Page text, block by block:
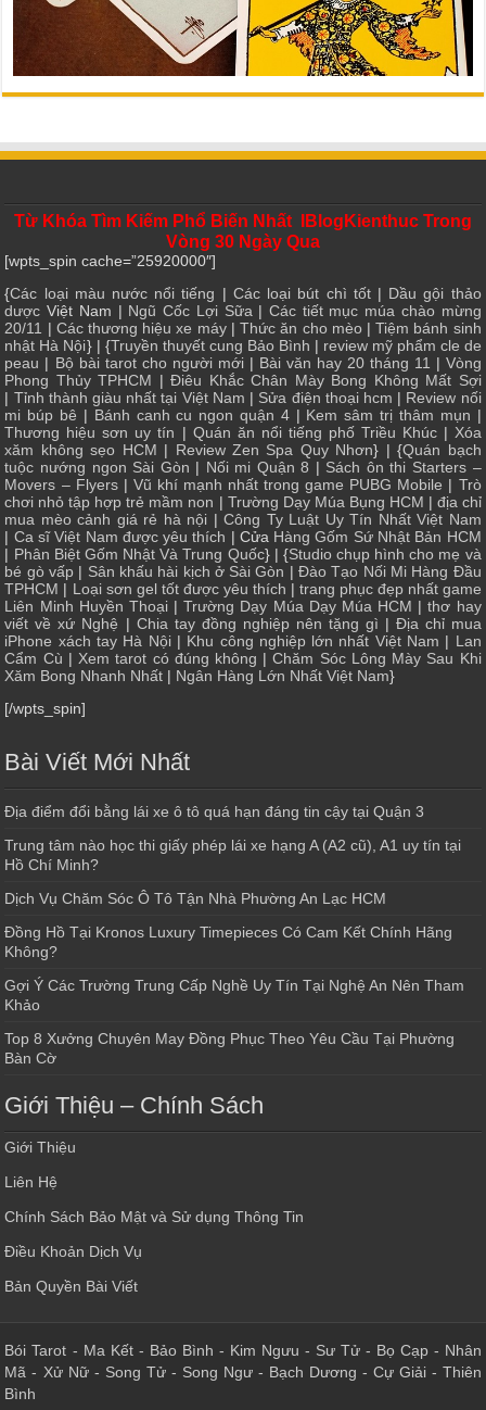
Từ Khóa Tìm Kiếm Phổ Biến Nhất IBlogKienthuc Trong
Vòng 30 Ngày Qua
[wpts_spin cache=”25920000″]
{Các loại màu nước nổi tiếng | Các loại bút chì tốt| Dầu gội thảo
dược Việt Nam | Ngũ Cốc Lợi Sữa | Các tiết mục múa chào mừng
20/11 | Các thương hiệu xe máy|Thức ăn cho mèo|Tiệm bánh sinh
nhật Hà Nội} | {Truyền thuyết cung Bảo Bình | review mỹ phẩm cle de
peau | Bộ bài tarot cho người mới| Bài văn hay 20 tháng 11 | Vòng
Phong Thủy TPHCM |Điêu Khắc Chân Mày Bong Không Mất Sợi
| Tỉnh thành giàu nhất tại Việt Nam | Sửa điện thoại hcm | Review nối
mi búp bê | Bánh canh cu ngon quận 4| Kem sâm trị thâm mụn |
Thương hiệu sơn uy tín | Quán ăn nổi tiếng phố Triều Khúc| Xóa
xăm không sẹo HCM | Review Zen Spa Quy Nhơn} | {Quán bạch
tuộc nướng ngon Sài Gòn | Nối mi Quận 8 | Sách ôn thi Starters –
Movers – Flyers| Vũ khí mạnh nhất trong game PUBG Mobile | Trò
chơi nhỏ tập hợp trẻ mầm non | Trường Dạy Múa Bụng HCM | địa chỉ
mua mèo cảnh giá rẻ hà nội |Công Ty Luật Uy Tín Nhất Việt Nam
| Ca sĩ Việt Nam được yêu thích | Cửa Hàng Gốm Sứ Nhật Bản HCM
| Phân Biệt Gốm Nhật Và Trung Quốc} | {Studio chụp hình cho mẹ và
bé gò vấp | Sân khấu hài kịch ở Sài Gòn |Đào Tạo Nối Mi Hàng Đầu
TPHCM | Loại sơn gel tốt được yêu thích | trang phục đẹp nhất game
Liên Minh Huyền Thoại|Trường Dạy Múa Dạy Múa HCM |thơ hay
viết về xứ Nghệ | Chia tay đồng nghiệp nên tặng gì | Địa chỉ mua
iPhone xách tay Hà Nội| Khu công nghiệp lớn nhất Việt Nam | Lan
Cẩm Cù | Xem tarot có đúng không |Chăm Sóc Lông Mày Sau Khi
Xăm Bong Nhanh Nhất | Ngân Hàng Lớn Nhất Việt Nam}
[/wpts_spin]
Bài Viết Mới Nhất
Địa điểm đổi bằng lái xe ô tô quá hạn đáng tin cậy tại Quận 3
Trung tâm nào học thi giấy phép lái xe hạng A (A2 cũ), A1 uy tín tại
Hồ Chí Minh?
Dịch Vụ Chăm Sóc Ô Tô Tận Nhà Phường An Lạc HCM
Đồng Hồ Tại Kronos Luxury Timepieces Có Cam Kết Chính Hãng
Không?
Gợi Ý Các Trường Trung Cấp Nghề Uy Tín Tại Nghệ An Nên Tham
Khảo
Top 8 Xưởng Chuyên May Đồng Phục Theo Yêu Cầu Tại Phường
Bàn Cờ
Giới Thiệu – Chính Sách
Giới Thiệu
Liên Hệ
Chính Sách Bảo Mật và Sử dụng Thông Tin
Điều Khoản Dịch Vụ
Bản Quyền Bài Viết
Bói Tarot - Ma Kết- Bảo Bình - Kim Ngưu - Sư Tử- Bọ Cạp- Nhân
Mã - Xử Nữ- Song Tử- Song Ngư- Bạch Dương - Cự Giải- Thiên
Bình